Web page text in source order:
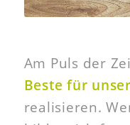
Am Puls der
Beste für
realisieren.